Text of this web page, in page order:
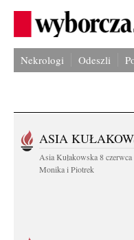
Nekrologi Odeszli
ASIA
Asia Kułakowska 8
Monika i Piotrek